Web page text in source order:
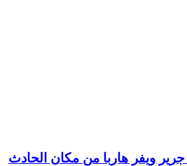
ويفر هاربا من مكان الحادث